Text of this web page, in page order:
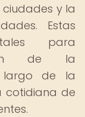
y la
Estas
para
de la
largo de la
cotidiana de